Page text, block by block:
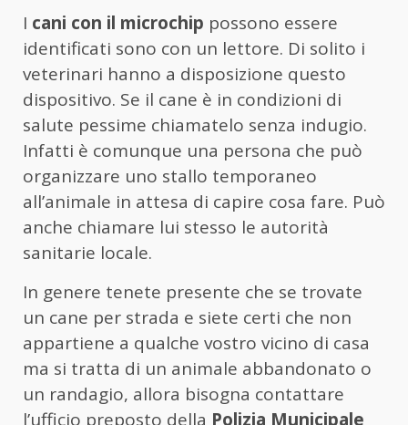
I cani con il microchip possono essere
identificati sono con un lettore. Di solito i
veterinari hanno a disposizione questo
dispositivo. Se il cane è in condizioni di
salute pessime chiamatelo senza indugio.
Infatti è comunque una persona che può
organizzare uno stallo temporaneo
all’animale in attesa di capire cosa fare. Può
anche chiamare lui stesso le autorità
sanitarie locale.
In genere tenete presente che se trovate
un cane per strada e siete certi che non
appartiene a qualche vostro vicino di casa
ma si tratta di un animale abbandonato o
un randagio, allora bisogna contattare
l’ufficio preposto della Polizia Municipale